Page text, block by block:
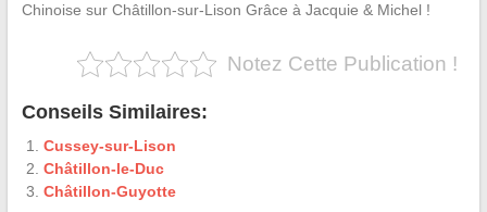
Chinoise sur Châtillon-sur-Lison Grâce à Jacquie & Michel !
Notez Cette Publication !
Conseils Similaires:
Cussey-sur-Lison
Châtillon-le-Duc
Châtillon-Guyotte